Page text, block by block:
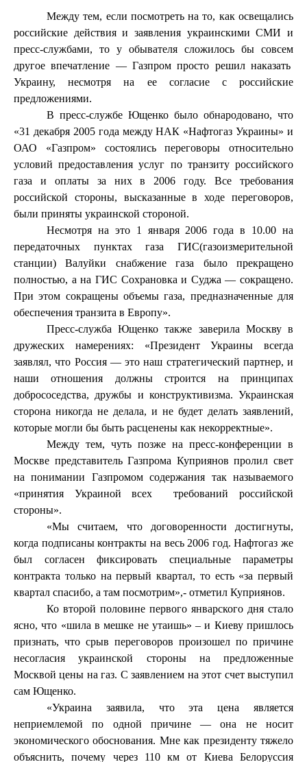
Между тем, если посмотреть на то, как освещались
российские действия и заявления украинскими СМИ и
пресс-службами, то у обывателя сложилось бы совсем
другое впечатление — Газпром просто решил наказать
Украину, несмотря на ее согласие с российские
предложениями.
В пресс-службе Ющенко было обнародовано, что
«31 декабря 2005 года между НАК «Нафтогаз Украины» и
ОАО «Газпром» состоялись переговоры относительно
условий предоставления услуг по транзиту российского
газа и оплаты за них в 2006 году. Все требования
российской стороны, высказанные в ходе переговоров,
были приняты украинской стороной.
Несмотря на это 1 января 2006 года в 10.00 на
передаточных пунктах газа ГИС(газоизмерительной
станции) Валуйки снабжение газа было прекращено
полностью, а на ГИС Сохрановка и Суджа — сокращено.
При этом сокращены объемы газа, предназначенные для
обеспечения транзита в Европу».
Пресс-служба Ющенко также заверила Москву в
дружеских намерениях: «Президент Украины всегда
заявлял, что Россия — это наш стратегический партнер, и
наши отношения должны строится на принципах
добрососедства, дружбы и конструктивизма. Украинская
сторона никогда не делала, и не будет делать заявлений,
которые могли бы быть расценены как некорректные».
Между тем, чуть позже на пресс-конференции в
Москве представитель Газпрома Куприянов пролил свет
на понимании Газпромом содержания так называемого
«принятия Украиной всех
требований российской
стороны».
«Мы считаем, что договоренности достигнуты,
когда подписаны контракты на весь 2006 год. Нафтогаз же
был согласен фиксировать специальные параметры
контракта только на первый квартал, то есть «за первый
квартал спасибо, а там посмотрим»,- отметил Куприянов.
Ко второй половине первого январского дня стало
ясно, что «шила в мешке не утаишь» – и Киеву пришлось
признать, что срыв переговоров произошел по причине
несогласия украинской стороны на предложенные
Москвой цены на газ. С заявлением на этот счет выступил
сам Ющенко.
«Украина заявила, что эта цена является
неприемлемой по одной причине — она не носит
экономического обоснования. Мне как президенту тяжело
объяснить, почему через 110 км от Киева Белоруссия